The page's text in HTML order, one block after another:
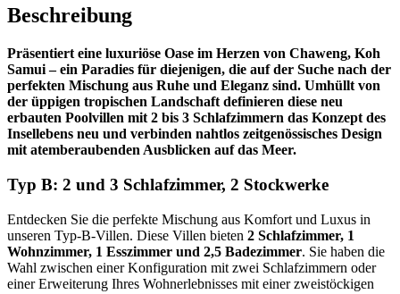
Beschreibung
Präsentiert eine luxuriöse Oase im Herzen von Chaweng, Koh
Samui – ein Paradies für diejenigen, die auf der Suche nach der
perfekten Mischung aus Ruhe und Eleganz sind. Umhüllt von
der üppigen tropischen Landschaft definieren diese neu
erbauten Poolvillen mit 2 bis 3 Schlafzimmern das Konzept des
Insellebens neu und verbinden nahtlos zeitgenössisches Design
mit atemberaubenden Ausblicken auf das Meer.
Typ B: 2 und 3 Schlafzimmer, 2 Stockwerke
Entdecken Sie die perfekte Mischung aus Komfort und Luxus in
unseren Typ-B-Villen. Diese Villen bieten 2 Schlafzimmer, 1
Wohnzimmer, 1 Esszimmer und 2,5 Badezimmer. Sie haben die
Wahl zwischen einer Konfiguration mit zwei Schlafzimmern oder
einer Erweiterung Ihres Wohnerlebnisses mit einer zweistöckigen